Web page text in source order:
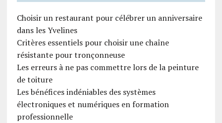
Choisir un restaurant pour célébrer un anniversaire
dans les Yvelines
Critères essentiels pour choisir une chaîne
résistante pour tronçonneuse
Les erreurs à ne pas commettre lors de la peinture
de toiture
Les bénéfices indéniables des systèmes
électroniques et numériques en formation
professionnelle